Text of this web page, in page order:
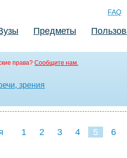
FAQ
Предметы
права? Сообщите нам.
зрения
1 2 3 4 5 6